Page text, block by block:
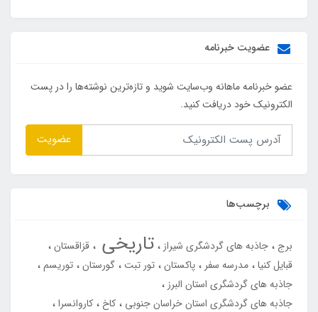
عضویت خبرنامه
عضو خبرنامه ماهانه وب‌سایت شوید و تازه‌ترین نوشته‌ها را در پست
الکترونیک خود دریافت کنید.
عضویت
برچسب‌ها
برج جاذبه های گردشگری شیراز تاریخی
قزاقستان
قبایل کنیا مدرسه سفر پاکستان تور تبت گورستان توریسم
جاذبه های گردشگری استان البرز
جاذبه های گردشگری استان خراسان جنوبی
کاخ کاروانسرا